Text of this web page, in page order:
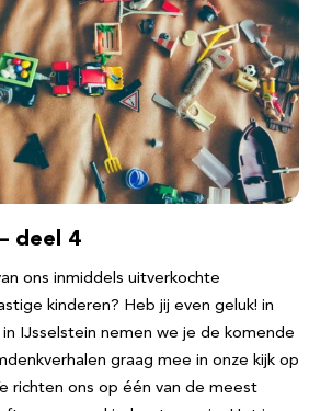
deel 4
ons inmiddels uitverkochte
kinderen? Heb jij even geluk! in
IJsselstein nemen we je de komende
graag mee in onze kijk op
richten ons op één van de meest